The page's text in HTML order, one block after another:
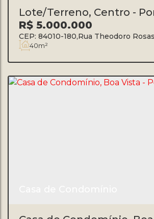
Lote/Terreno, Centro -
R$5.000.000
CEP: 84010-180,Rua Theodoro Rosas
40m²